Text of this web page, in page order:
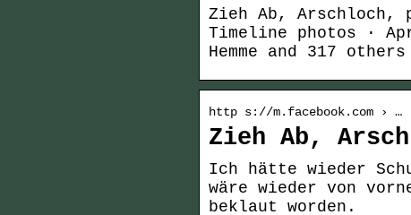
Zieh Ab, Arschloch,
Timeline photos ·
Hemme and 317
http s://m.facebook.com › …
Zieh Ab,
Ich hätte wieder
wäre wieder von
beklaut worden.